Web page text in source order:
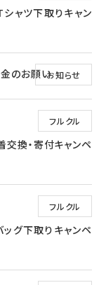
シャツ下取りキャン
お知らせ
のお願い
フルクル
換・寄付キャンペ
フルクル
ッグ下取りキャンペ